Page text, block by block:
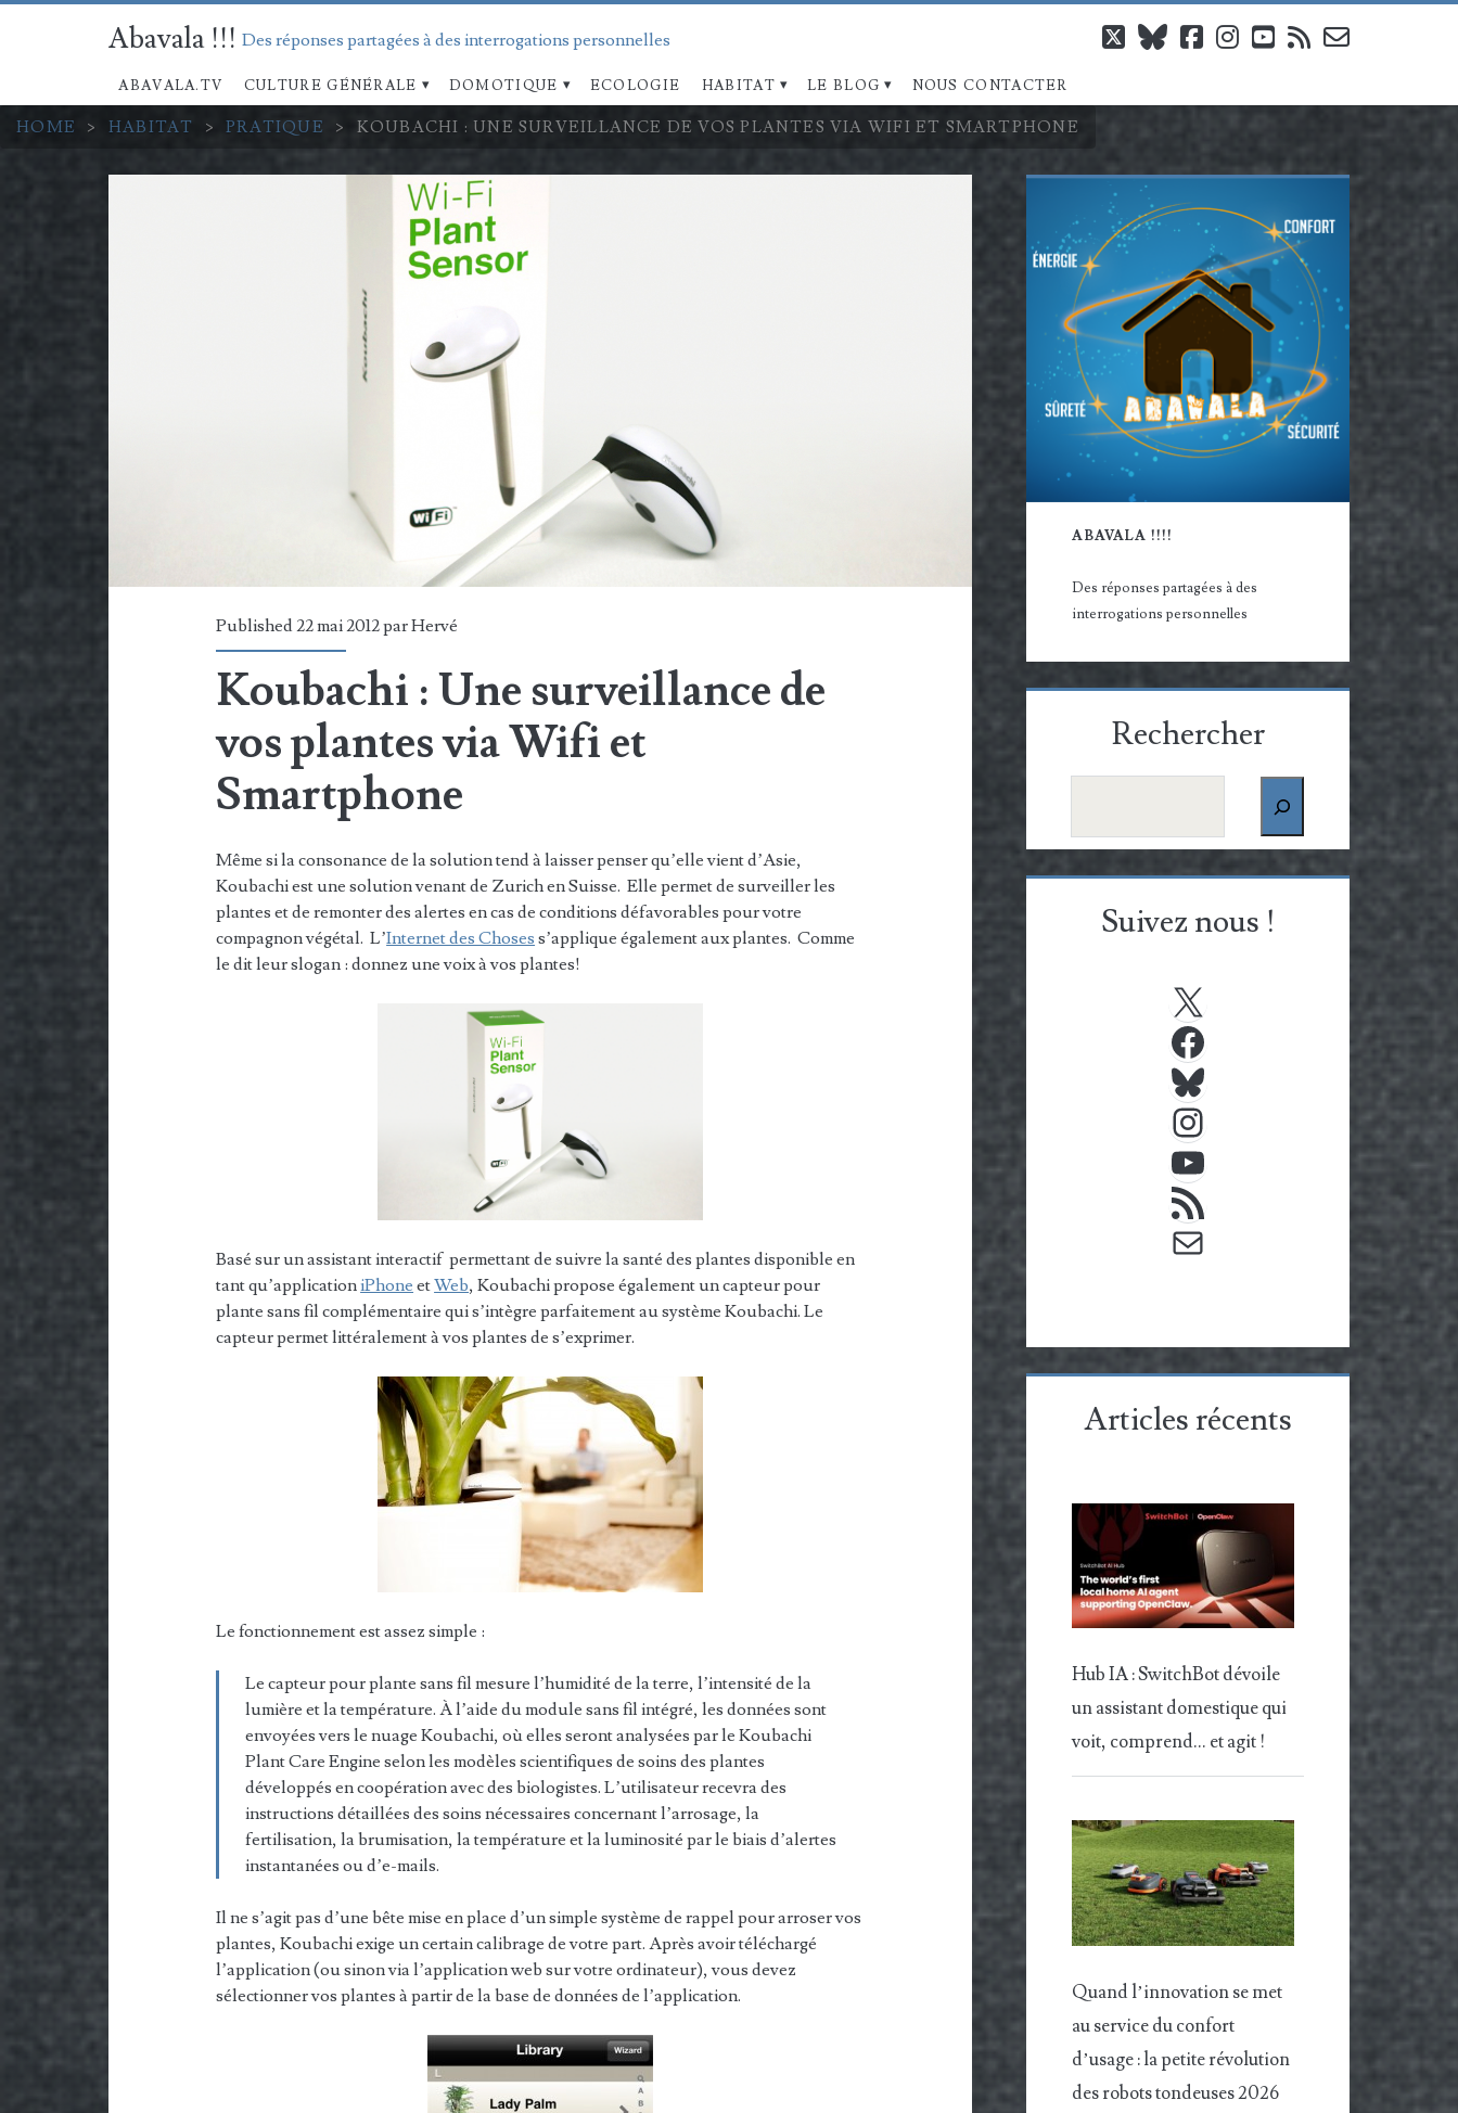
Abavala !!! Des réponses partagées à des interrogations personnelles
ABAVALA.TV CULTURE GÉNÉRALE DOMOTIQUE ECOLOGIE HABITAT LE BLOG NOUS CONTACTER
twitterblueskyfacebook
instagram
youtube
rss email-
HOME > HABITAT > PRATIQUE > KOUBACHI : UNE SURVEILLANCE DE VOS PLANTES VIA WIFI ET SMARTPHONE
Published 22 mai 2012 parHervé
Koubachi : Une surveillance de
vos plantes via Wifi et
Smartphone
Même si la consonance de la solution tend à laisser penser qu’elle vient d’Asie,
Koubachi est une solution venant de Zurich en Suisse. Elle permet de surveiller les
plantes et de remonter des alertes en cas de conditions défavorables pour votre
compagnon végétal. L’Internet des Choses s’applique également aux plantes. Comme
le dit leur slogan : donnez une voix à vos plantes!
Basé sur un assistant interactif permettant de suivre la santé des plantes disponible en
tant qu’applicationiPhone etWeb, Koubachi propose également un capteur pour
plante sans fil complémentaire qui s’intègre parfaitement au système Koubachi. Le
capteur permet littéralement à vos plantes de s’exprimer.
Le fonctionnement est assez simple :
Le capteur pour plante sans fil mesure l’humidité de la terre, l’intensité de la
lumière et la température. À l’aide du module sans fil intégré, les données sont
envoyées vers le nuage Koubachi, où elles seront analysées par le Koubachi
Plant Care Engine selon les modèles scientifiques de soins des plantes
développés en coopération avec des biologistes. L’utilisateur recevra des
instructions détaillées des soins nécessaires concernant l’arrosage, la
fertilisation, la brumisation, la température et la luminosité par le biais d’alertes
instantanées ou d’e-mails.
Il ne s’agit pas d’une bête mise en place d’un simple système de rappel pour arroser vos
plantes, Koubachi exige un certain calibrage de votre part. Après avoir téléchargé
l’application (ou sinon via l’application web sur votre ordinateur), vous devez
sélectionner vos plantes à partir de la base de données de l’application.
Barre
latérale
principale
ABAVALA !!!!
Des réponses partagées à des
interrogations personnelles
Rechercher
Suivez nous !
Facebook
YouTube
Articles récents
Hub IA : SwitchBot dévoile
un assistant domestique qui
voit, comprend… et agit !
Quand l’innovation se met
au service du confort
d’usage : la petite révolution
des robots tondeuses 2026